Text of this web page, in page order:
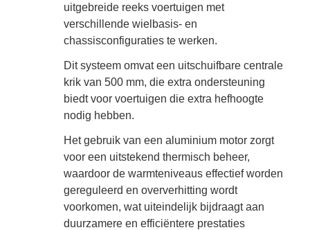
uitgebreide reeks voertuigen met
verschillende wielbasis- en
chassisconfiguraties te werken.
Dit systeem omvat een uitschuifbare centrale
krik van 500 mm, die extra ondersteuning
biedt voor voertuigen die extra hefhoogte
nodig hebben.
Het gebruik van een aluminium motor zorgt
voor een uitstekend thermisch beheer,
waardoor de warmteniveaus effectief worden
gereguleerd en oververhitting wordt
voorkomen, wat uiteindelijk bijdraagt ​​aan
duurzamere en efficiëntere prestaties